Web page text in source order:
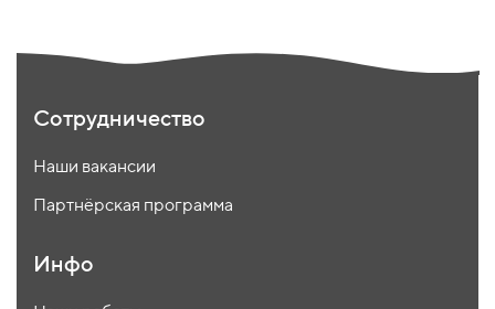
Сотрудничество
Наши вакансии
Партнёрская программа
Инфо